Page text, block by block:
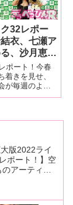
ク32レポー
衣、七瀬ア
、沙月恵
東條なつ、
ずさ、朝日
、若宮穂
愛須みの
ャンル同人
ポート！今春
着きを見せ、
が毎週のよう
が、その中で
ック32」が5月
版2022ライ
ポート！】空
アーティス